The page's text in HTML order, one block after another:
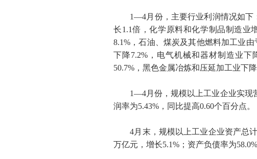
1—4月份，主要行业利润情况如
长1.1倍，化学原料和化学制品制造业
8.1% ，石油、煤炭及其他燃料加工业
下降7.2% ，电气机械和器材制造业下
50.7% ，黑色金属冶炼和压延加工业下降
1—4月份，规模以上工业企业实现
润率为5.43% ，同比提高0.60个百分点。
4月末，规模以上工业企业资产总计
万亿元，增长5.1% ；资产负债率为58.0%